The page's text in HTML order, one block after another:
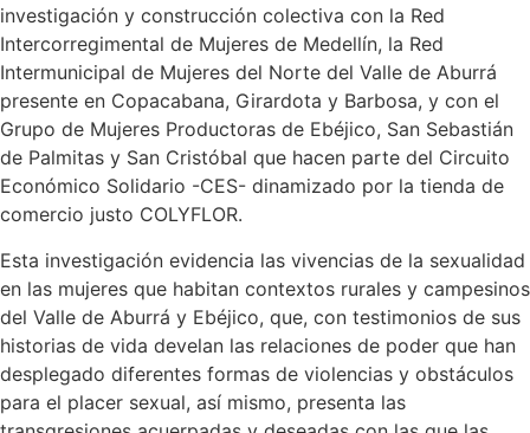
investigación y construcción colectiva con la Red
Intercorregimental de Mujeres de Medellín, la Red
Intermunicipal de Mujeres del Norte del Valle de Aburrá
presente en Copacabana, Girardota y Barbosa, y con el
Grupo de Mujeres Productoras de Ebéjico, San Sebastián
de Palmitas y San Cristóbal que hacen parte del Circuito
Económico Solidario -CES- dinamizado por la tienda de
comercio justo COLYFLOR.
Esta investigación evidencia las vivencias de la sexualidad
en las mujeres que habitan contextos rurales y campesinos
del Valle de Aburrá y Ebéjico, que, con testimonios de sus
historias de vida develan las relaciones de poder que han
desplegado diferentes formas de violencias y obstáculos
para el placer sexual, así mismo, presenta las